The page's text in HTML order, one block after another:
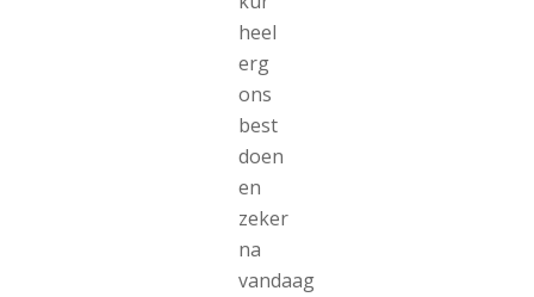
heel
erg
ons
best
doen
en
zeker
na
vandaag